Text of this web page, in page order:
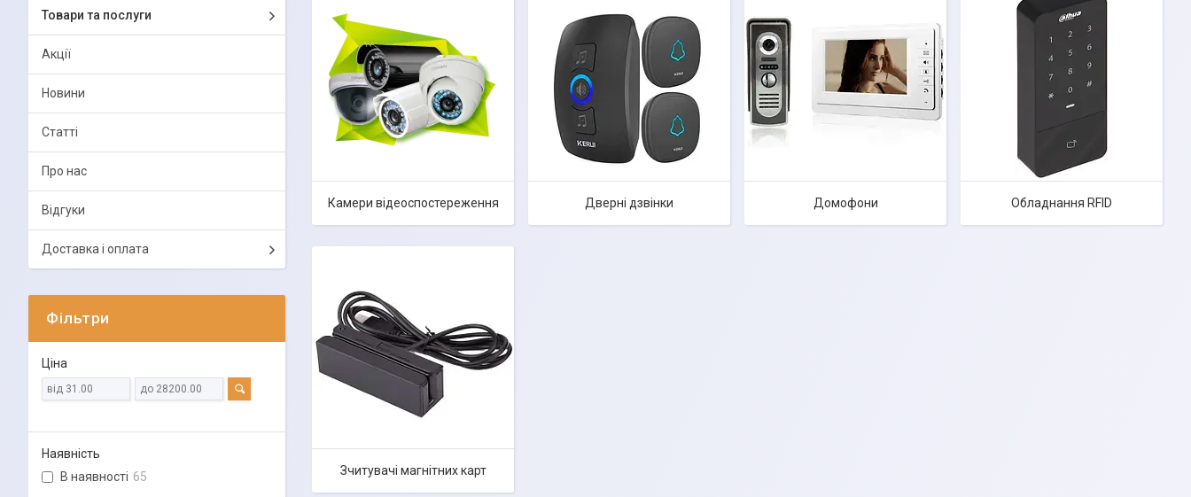
Камери відеоспостереження Дверні дзвінки Домофони Обладнання RFID
Зчитувачі магнітних карт
Товари та послуги
Акції
Новини
Статті
Про нас
Відгуки
Доставка і оплата
Фільтри
Ціна
Наявність
В наявності 65